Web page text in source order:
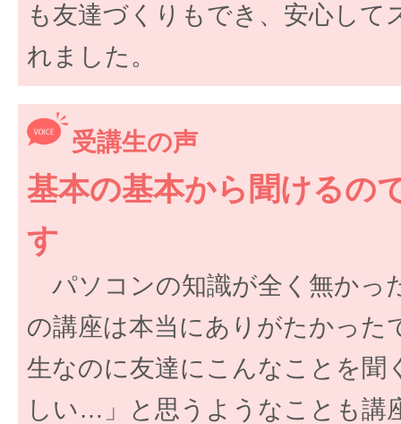
も友達づくりもでき、安心して
れました。
受講生の声
基本の基本から聞けるの
す
パソコンの知識が全く無かっ
の講座は本当にありがたかった
生なのに友達にこんなことを聞
しい…」と思うようなことも講